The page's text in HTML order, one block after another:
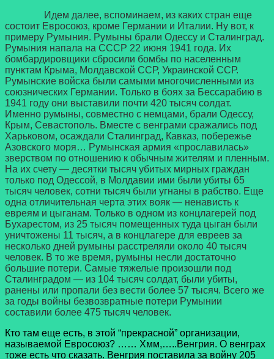
Идем далее, вспоминаем, из каких стран еще
состоит Евросоюз, кроме Германии и Италии. Ну вот, к
примеру Румыния. Румыны брали Одессу и Сталинград.
Румыния напала на СССР 22 июня 1941 года. Их
бомбардировщики сбросили бомбы по населенным
пунктам Крыма, Молдавской ССР, Украинской ССР.
Румынские войска были самыми многочисленными из
союзнических Германии. Только в боях за Бессарабию в
1941 году они выставили почти 420 тысяч солдат.
Именно румыны, совместно с немцами, брали Одессу,
Крым, Севастополь. Вместе с венграми сражались под
Харьковом, осаждали Сталинград, Кавказ, побережье
Азовского моря… Румынская армия «прославилась»
зверством по отношению к обычным жителям и пленным.
На их счету — десятки тысяч убитых мирных граждан
только под Одессой, в Молдавии ими были убиты 65
тысяч человек, сотни тысяч были угнаны в рабство. Еще
одна отличительная черта этих вояк — ненависть к
евреям и цыганам. Только в одном из концлагерей под
Бухарестом, из 25 тысяч помещенных туда цыган были
уничтожены 11 тысяч, а в концлагере для евреев за
несколько дней румыны расстреляли около 40 тысяч
человек. В то же время, румыны несли достаточно
большие потери. Самые тяжелые произошли под
Сталинградом — из 104 тысяч солдат, были убиты,
ранены или пропали без вести более 57 тысяч. Всего же
за годы войны безвозвратные потери Румынии
составили более 475 тысяч человек.
Кто там еще есть, в этой “прекрасной” организации,
называемой Евросоюз? …… Хмм,…..Венгрия. О венграх
тоже есть что сказать. Венгрия поставила за войну 205